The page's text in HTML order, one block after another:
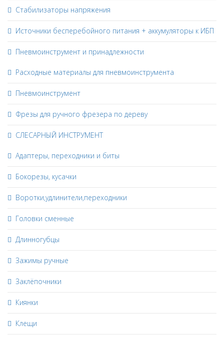
Стабилизаторы напряжения
Источники бесперебойного питания + аккумуляторы к ИБП
Пневмоинструмент и принадлежности
Расходные материалы для пневмоинструмента
Пневмоинструмент
Фрезы для ручного фрезера по дереву
СЛЕСАРНЫЙ ИНСТРУМЕНТ
Адаптеры, переходники и биты
Бокорезы, кусачки
Воротки,удлинители,переходники
Головки сменные
Длинногубцы
Зажимы ручные
Заклёпочники
Киянки
Клещи